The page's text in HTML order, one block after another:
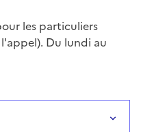
les particuliers
Du lundi au